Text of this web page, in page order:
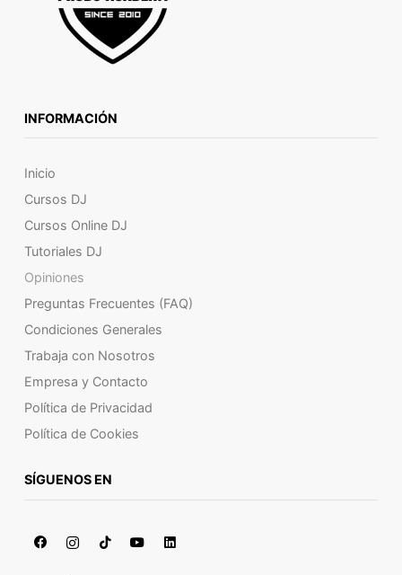
INFORMACIÓN
Inicio
Cursos DJ
Cursos Online DJ
Tutoriales DJ
Opiniones
Preguntas Frecuentes (FAQ)
Condiciones Generales
Trabaja con Nosotros
Empresa y Contacto
Política de Privacidad
Política de Cookies
SÍGUENOS EN